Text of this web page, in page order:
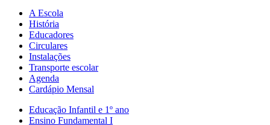
A Escola
História
Educadores
Circulares
Instalações
Transporte escolar
Agenda
Cardápio Mensal
Educação Infantil e 1º ano
Ensino Fundamental I